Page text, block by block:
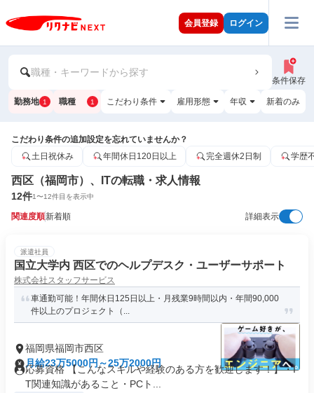
会員登録 ログイン
職種・キーワードから探す
条件保存
勤務地 1 職種 1 こだわり条件 雇用形態 年収 新着のみ
こだわり条件の追加設定を忘れていませんか？
土日祝休み
年間休日120日以上 完全週休2日制 学歴
西区（福岡市）、ITの転職・求人情報
12件1〜12件目を表示中
関連度順新着順 詳細表示
派遣社員
国立大学内 西区でのヘルプデスク・ユーザーサポート
株式会社スタッフサービス
車通勤可能！年間休日125日以上・月残業9時間以内・年間90,000
件以上のプロジェクト（...
福岡県福岡市西区
月給23万5000円～25万2000円
応募資格 【こんなスキルや経験のある方を歓迎します！】・I
T関連知識があること・PCト...